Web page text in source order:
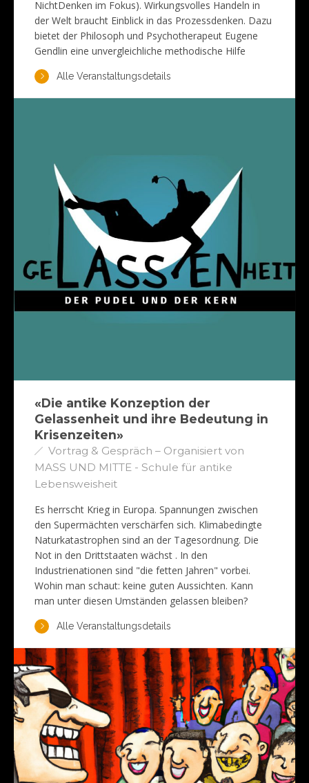
NichtDenken im Fokus). Wirkungsvolles Handeln in
der Welt braucht Einblick in das Prozessdenken. Dazu
bietet der Philosoph und Psychotherapeut Eugene
Gendlin eine unvergleichliche methodische Hilfe
Alle Veranstaltungsdetails
«Die antike Konzeption der
Gelassenheit und ihre Bedeutung in
Krisenzeiten»
Vortrag & Gespräch – Organisiert von
MASS UND MITTE - Schule für antike
Lebensweisheit
Es herrscht Krieg in Europa. Spannungen zwischen
den Supermächten verschärfen sich. Klimabedingte
Naturkatastrophen sind an der Tagesordnung. Die
Not in den Drittstaaten wächst . In den
Industrienationen sind "die fetten Jahren" vorbei.
Wohin man schaut: keine guten Aussichten. Kann
man unter diesen Umständen gelassen bleiben?
Alle Veranstaltungsdetails